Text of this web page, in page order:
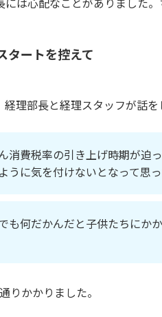
ートを控えて
理部長と経理スタッフが話を
消費税率の引き上げ時期が迫
うに気を付けないとなって思
も何だかんだと子供たちにか
りかかりました。